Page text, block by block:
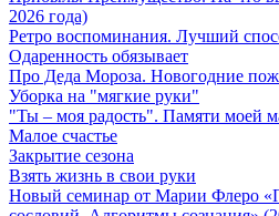
2026 года)
Ретро воспоминания. Лучший
Одаренность обязывает
Про Деда Мороза. Новогодние
Уборка на "мягкие руки"
"Ты – моя радость". Памяти моей
Малое счастье
Закрытие сезона
Взять жизнь в свои руки
Новый семинар от Марии Флеро